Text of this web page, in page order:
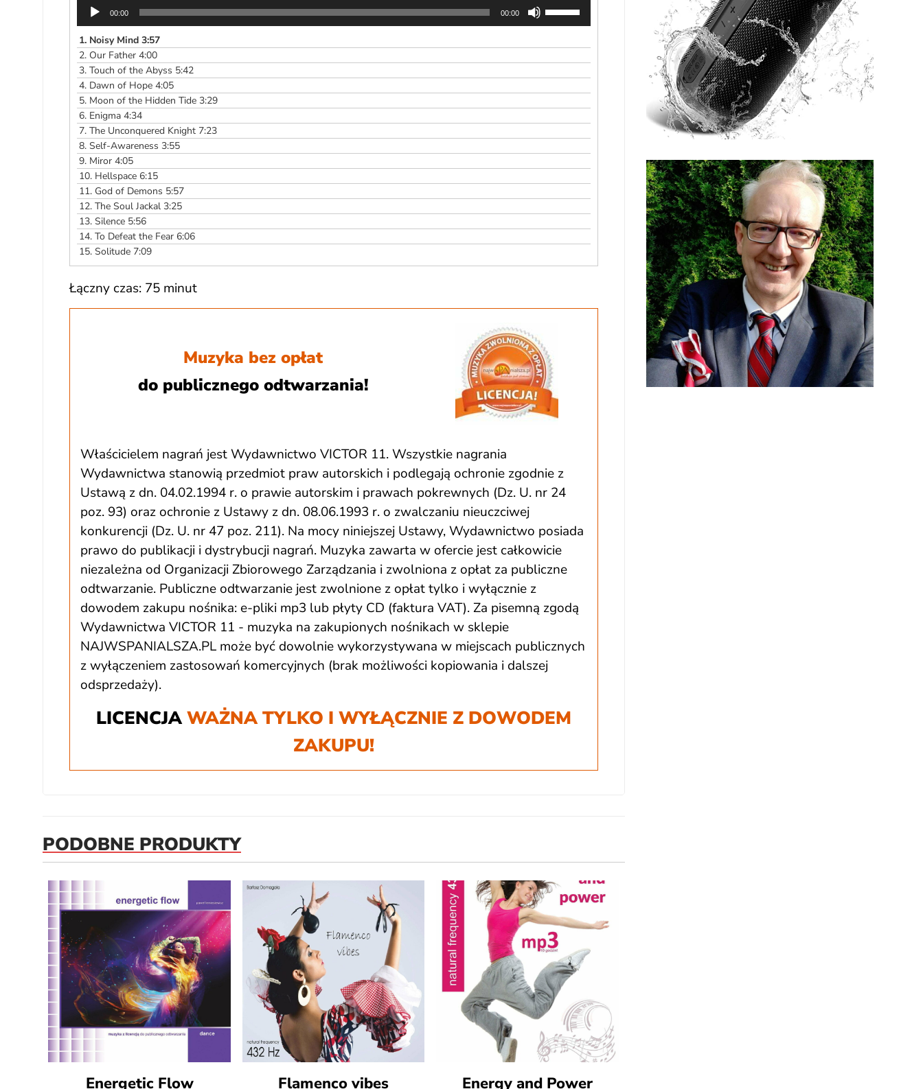
Odtwarzacz
plików
dźwiękowych
00:00 00:00
góry
oraz
do
dołu
aby
1. Noisy Mind 3:57
2. Our Father 4:00
3. Touch of the Abyss 5:42
4. Dawn of Hope 4:05
5. Moon of the Hidden Tide 3:29
6. Enigma 4:34
7. The Unconquered Knight 7:23
8. Self-Awareness 3:55
9. Miror 4:05
10. Hellspace 6:15
11. God of Demons 5:57
12. The Soul Jackal 3:25
13. Silence 5:56
14. To Defeat the Fear 6:06
15. Solitude 7:09
Łączny czas: 75 minut
Muzyka bez opłat
do publicznego odtwarzania!
Właścicielem nagrań jest Wydawnictwo VICTOR 11. Wszystkie nagrania
Wydawnictwa stanowią przedmiot praw autorskich i podlegają ochronie zgodnie z
Ustawą z dn. 04.02.1994 r. o prawie autorskim i prawach pokrewnych (Dz. U. nr 24
poz. 93) oraz ochronie z Ustawy z dn. 08.06.1993 r. o zwalczaniu nieuczciwej
konkurencji (Dz. U. nr 47 poz. 211). Na mocy niniejszej Ustawy, Wydawnictwo posiada
prawo do publikacji i dystrybucji nagrań. Muzyka zawarta w ofercie jest całkowicie
niezależna od Organizacji Zbiorowego Zarządzania i zwolniona z opłat za publiczne
odtwarzanie. Publiczne odtwarzanie jest zwolnione z opłat tylko i wyłącznie z
dowodem zakupu nośnika: e-pliki mp3 lub płyty CD (faktura VAT). Za pisemną zgodą
Wydawnictwa VICTOR 11 - muzyka na zakupionych nośnikach w sklepie
NAJWSPANIALSZA.PL może być dowolnie wykorzystywana w miejscach publicznych
z wyłączeniem zastosowań komercyjnych (brak możliwości kopiowania i dalszej
odsprzedaży).
LICENCJA WAŻNA TYLKO I WYŁĄCZNIE Z DOWODEM
ZAKUPU!
PODOBNE PRODUKTY
Energetic Flow Flamenco vibes Energy and Power